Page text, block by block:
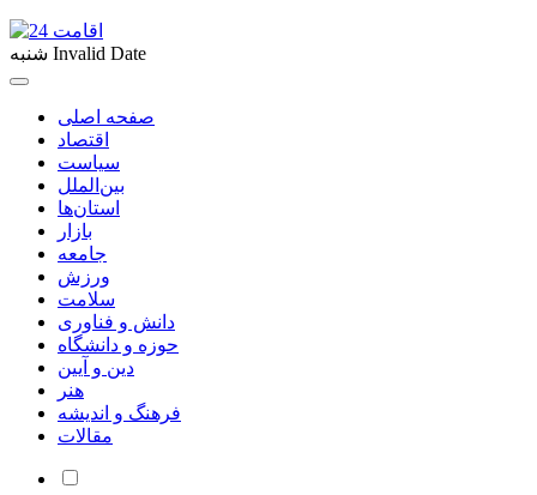
شنبه Invalid Date
صفحه اصلی
اقتصاد
سیاست
بین‌الملل
استان‌ها
بازار
جامعه
ورزش
سلامت
دانش و فناوری
حوزه و دانشگاه
دین و آیین
هنر
فرهنگ و اندیشه
مقالات